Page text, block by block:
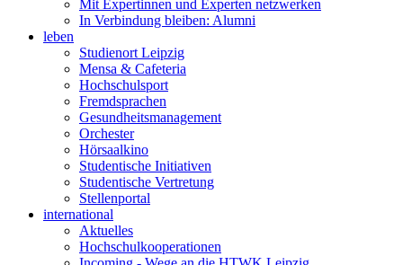
Mit Expertinnen und Experten netzwerken
In Verbindung bleiben: Alumni
leben
Studienort Leipzig
Mensa & Cafeteria
Hochschulsport
Fremdsprachen
Gesundheitsmanagement
Orchester
Hörsaalkino
Studentische Initiativen
Studentische Vertretung
Stellenportal
international
Aktuelles
Hochschulkooperationen